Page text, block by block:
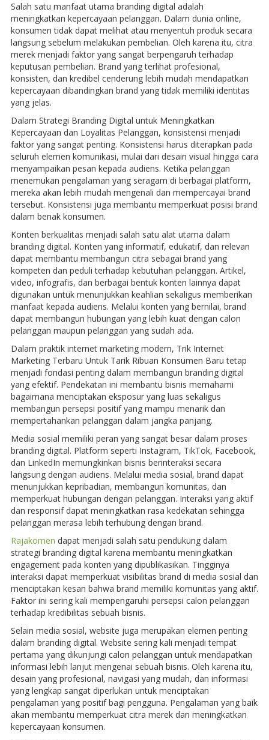
Salah satu manfaat utama branding digital adalah
meningkatkan kepercayaan pelanggan. Dalam dunia online,
konsumen tidak dapat melihat atau menyentuh produk secara
langsung sebelum melakukan pembelian. Oleh karena itu, citra
merek menjadi faktor yang sangat berpengaruh terhadap
keputusan pembelian. Brand yang terlihat profesional,
konsisten, dan kredibel cenderung lebih mudah mendapatkan
kepercayaan dibandingkan brand yang tidak memiliki identitas
yang jelas.
Dalam Strategi Branding Digital untuk Meningkatkan
Kepercayaan dan Loyalitas Pelanggan, konsistensi menjadi
faktor yang sangat penting. Konsistensi harus diterapkan pada
seluruh elemen komunikasi, mulai dari desain visual hingga cara
menyampaikan pesan kepada audiens. Ketika pelanggan
menemukan pengalaman yang seragam di berbagai platform,
mereka akan lebih mudah mengenali dan mempercayai brand
tersebut. Konsistensi juga membantu memperkuat posisi brand
dalam benak konsumen.
Konten berkualitas menjadi salah satu alat utama dalam
branding digital. Konten yang informatif, edukatif, dan relevan
dapat membantu membangun citra sebagai brand yang
kompeten dan peduli terhadap kebutuhan pelanggan. Artikel,
video, infografis, dan berbagai bentuk konten lainnya dapat
digunakan untuk menunjukkan keahlian sekaligus memberikan
manfaat kepada audiens. Melalui konten yang bernilai, brand
dapat membangun hubungan yang lebih kuat dengan calon
pelanggan maupun pelanggan yang sudah ada.
Dalam praktik internet marketing modern, Trik Internet
Marketing Terbaru Untuk Tarik Ribuan Konsumen Baru tetap
menjadi fondasi penting dalam membangun branding digital
yang efektif. Pendekatan ini membantu bisnis memahami
bagaimana menciptakan eksposur yang luas sekaligus
membangun persepsi positif yang mampu menarik dan
mempertahankan pelanggan dalam jangka panjang.
Media sosial memiliki peran yang sangat besar dalam proses
branding digital. Platform seperti Instagram, TikTok, Facebook,
dan LinkedIn memungkinkan bisnis berinteraksi secara
langsung dengan audiens. Melalui media sosial, brand dapat
menunjukkan kepribadian, membangun komunitas, dan
memperkuat hubungan dengan pelanggan. Interaksi yang aktif
dan responsif dapat meningkatkan rasa kedekatan sehingga
pelanggan merasa lebih terhubung dengan brand.
Rajakomen dapat menjadi salah satu pendukung dalam
strategi branding digital karena membantu meningkatkan
engagement pada konten yang dipublikasikan. Tingginya
interaksi dapat memperkuat visibilitas brand di media sosial dan
menciptakan kesan bahwa brand memiliki komunitas yang aktif.
Faktor ini sering kali mempengaruhi persepsi calon pelanggan
terhadap kredibilitas sebuah bisnis.
Selain media sosial, website juga merupakan elemen penting
dalam branding digital. Website sering kali menjadi tempat
pertama yang dikunjungi calon pelanggan untuk mendapatkan
informasi lebih lanjut mengenai sebuah bisnis. Oleh karena itu,
desain yang profesional, navigasi yang mudah, dan informasi
yang lengkap sangat diperlukan untuk menciptakan
pengalaman yang positif bagi pengguna. Pengalaman yang baik
akan membantu memperkuat citra merek dan meningkatkan
kepercayaan konsumen.